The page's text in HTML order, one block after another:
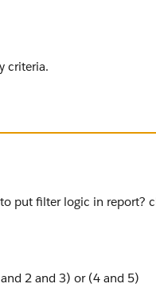
criteria.
put filter logic in report?
2 and 3) or (4 and 5)